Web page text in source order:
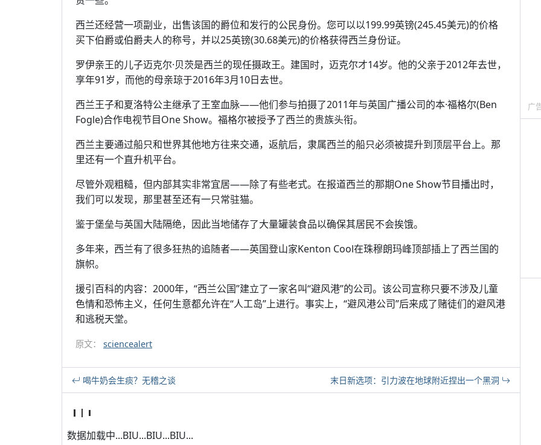
西兰还经营一项副业，出售该国的爵位和发行的公民身份。您可以以199.99英镑(245.45美元)的价格
买下伯爵或伯爵夫人的称号，并以25英镑(30.68美元)的价格获得西兰身份证。
罗伊亲王的儿子迈克尔·贝茨是西兰的现任摄政王。建国时，迈克尔才14岁。他的父亲于2012年去世，
享年91岁，而他的母亲琼于2016年3月10日去世。
西兰王子和夏洛特公主继承了王室血脉——他们参与拍摄了2011年与英国广播公司的本·福格尔(Ben
Fogle)合作电视节目One Show。福格尔被授予了西兰的贵族头衔。
西兰主要通过船只和世界其他地方往来交通，返航后，隶属西兰的船只必须被提升到顶层平台上。那
里还有一个直升机平台。
尽管外观粗糙，但内部其实非常宜居——除了有些老式。在报道西兰的那期One Show节目播出时，
我们可以发现，那里甚至还有一只常驻猫。
鉴于堡垒与英国大陆隔绝，因此当地储存了大量罐装食品以确保其居民不会挨饿。
多年来，西兰有了很多狂热的追随者——英国登山家Kenton Cool在珠穆朗玛峰顶部插上了西兰国的
旗帜。
援引百科的内容：2000年，“西兰公国”建立了一家名叫“避风港”的公司。该公司宣称只要不涉及儿童
色情和恐怖主义，任何生意都允许在“人工岛”上进行。事实上，“避风港公司”后来成了赌徒们的避风港
和逃税天堂。
原文： sciencealert
喝牛奶会生痰？无稽之谈 末日新选项：引力波在地球附近捏出一个黑洞
数据加载中...BIU...BIU...BIU...
广